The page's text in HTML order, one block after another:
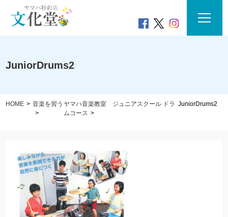
JuniorDrums2
HOME 音楽を習う ヤマハ音楽教室 ジュニアスクール ドラ
ムコース
JuniorDrums2